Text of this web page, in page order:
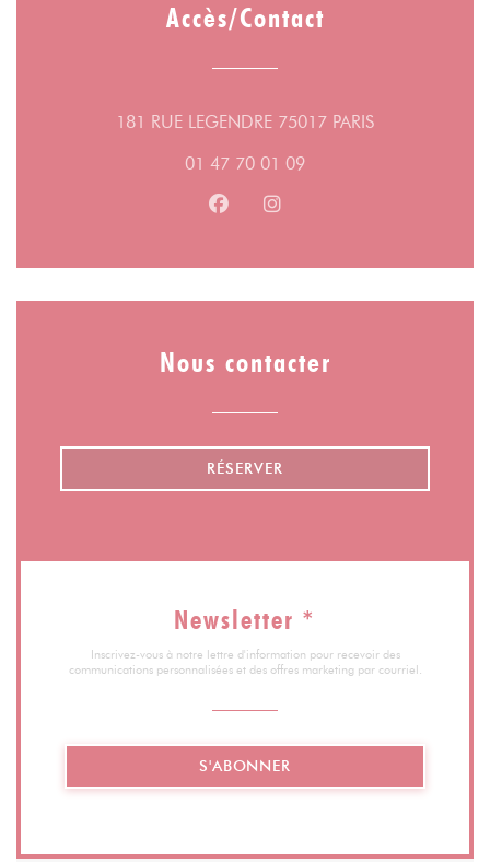
Accès/Contact
181 RUE LEGENDRE 75017 PARIS((ouvre une
01 47 70 01 09
Facebook ((ouvre une nouvelle
Instagram ((ouvre une
Nous contacter
RÉSERVER
Newsletter *
Inscrivez-vous à notre lettre d'information pour recevoir des
communications personnalisées et des offres marketing par courriel.
S'ABONNER